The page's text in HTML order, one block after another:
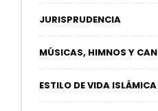
JURISPRUDENCIA
MÚSICAS, HIMNOS Y
ESTILO DE VIDA ISLÁMICA